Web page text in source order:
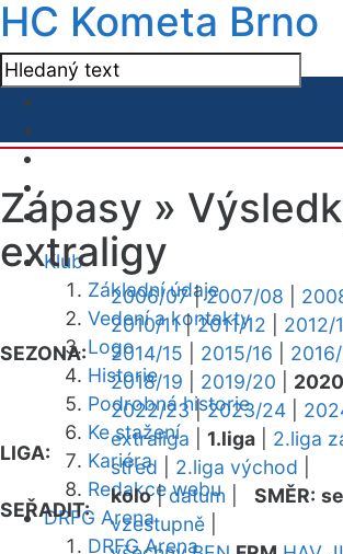
HC Kometa Brno
Klub
Základní údaje
Vedení a kontakty
Logo
Historie
Podrobná historie
Ke stažení
Kariéra
Redakce webu
DRFG Arena
DRFG Arena
Zápasy »
extraligy
SEZONA:
2006/07|2007/08
2010/11|2011/12 2012/
2014/15
2015/16
2018/19
2019/20
2022/23|2023/24
LIGA:
extraliga 1.liga 2.liga
střed
2.liga východ
SEŘADIT:
kolo|datum SMĚR:
vzestupně